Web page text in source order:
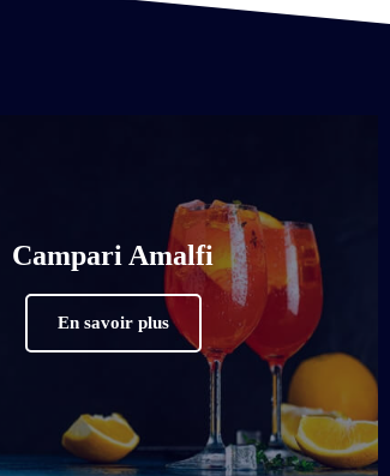
Campari Amalfi
En savoir plus